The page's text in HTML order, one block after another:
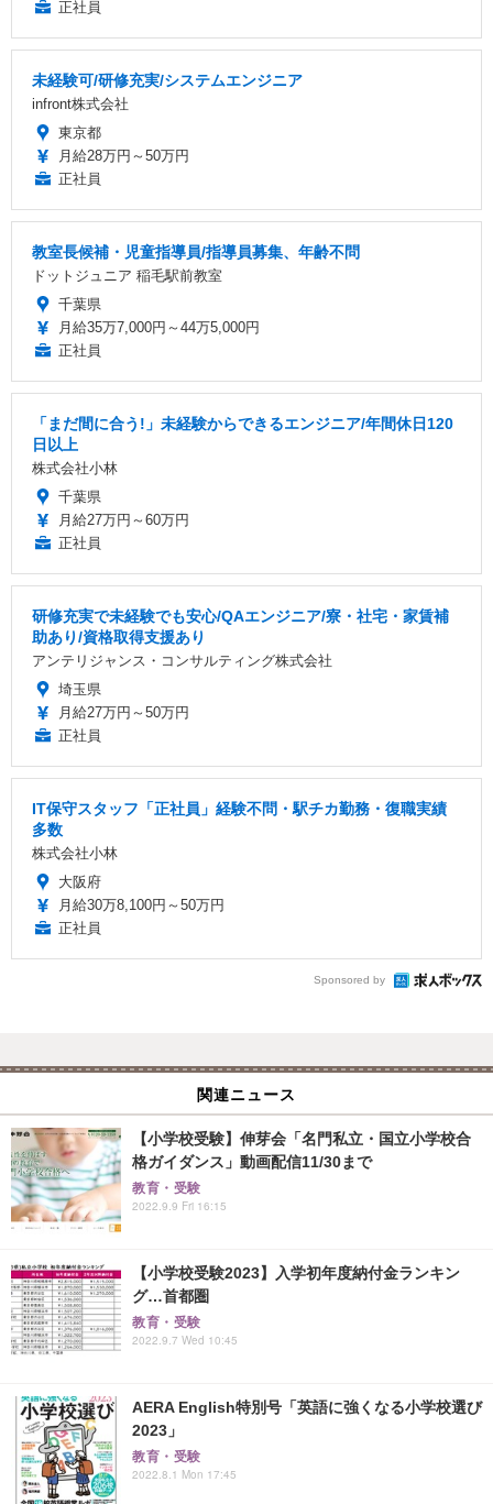
正社員
未経験可/研修充実/システムエンジニア
infront株式会社
東京都
月給28万円～50万円
正社員
教室長候補・児童指導員/指導員募集、年齢不問
ドットジュニア 稲毛駅前教室
千葉県
月給35万7,000円～44万5,000円
正社員
「まだ間に合う!」未経験からできるエンジニア/年間休日120
日以上
株式会社小林
千葉県
月給27万円～60万円
正社員
研修充実で未経験でも安心/QAエンジニア/寮・社宅・家賃補
助あり/資格取得支援あり
アンテリジャンス・コンサルティング株式会社
埼玉県
月給27万円～50万円
正社員
IT保守スタッフ「正社員」経験不問・駅チカ勤務・復職実績
多数
株式会社小林
大阪府
月給30万8,100円～50万円
正社員
Sponsored by
関連ニュース
【小学校受験】伸芽会「名門私立・国立小学校合
格ガイダンス」動画配信11/30まで
教育・受験
2022.9.9 Fri 16:15
【小学校受験2023】入学初年度納付金ランキン
グ…首都圏
教育・受験
2022.9.7 Wed 10:45
AERA English特別号「英語に強くなる小学校選び
2023」
教育・受験
2022.8.1 Mon 17:45